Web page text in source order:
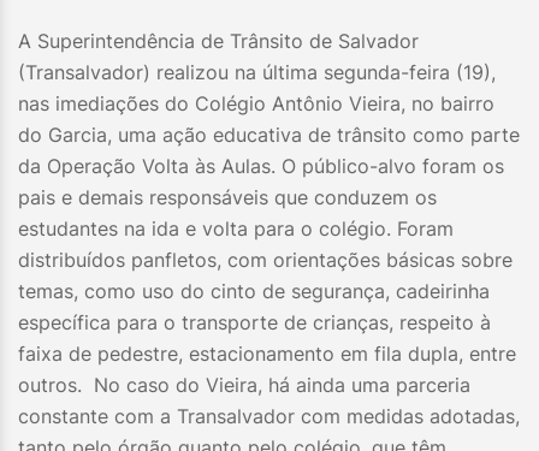
A Superintendência de Trânsito de Salvador
(Transalvador) realizou na última segunda-feira (19),
nas imediações do Colégio Antônio Vieira, no bairro
do Garcia, uma ação educativa de trânsito como parte
da Operação Volta às Aulas. O público-alvo foram os
pais e demais responsáveis que conduzem os
estudantes na ida e volta para o colégio. Foram
distribuídos panfletos, com orientações básicas sobre
temas, como uso do cinto de segurança, cadeirinha
específica para o transporte de crianças, respeito à
faixa de pedestre, estacionamento em fila dupla, entre
outros. No caso do Vieira, há ainda uma parceria
constante com a Transalvador com medidas adotadas,